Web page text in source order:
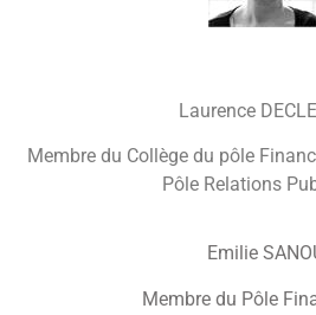
Laurence
Membre du Collège du pôle
Pôle Relations
Emilie
Membre du Pôle